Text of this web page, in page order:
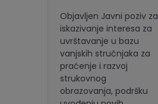
Objavljen Javni poziv za
iskazivanje interesa za
uvrštavanje u bazu
vanjskih stručnjaka za
praćenje i razvoj
strukovnog
obrazovanja, podršku